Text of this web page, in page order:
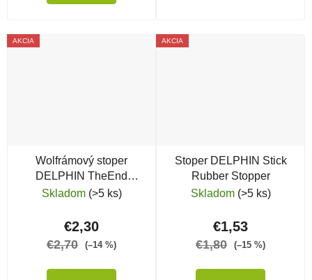
AKCIA
Wolfrámový stoper
DELPHIN TheEnd
Tungsten Stopper
Skladom (>5 ks)
€2,30
€2,70 (–14 %)
AKCIA
Stoper DELPHIN Stick
Rubber Stopper
Skladom (>5 ks)
€1,53
€1,80 (–15 %)